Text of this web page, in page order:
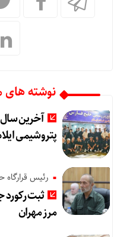
نوشته های
آخرین
پتروشیمی
رئیس قرارگاه
ثبت رکورد
مرز مهران